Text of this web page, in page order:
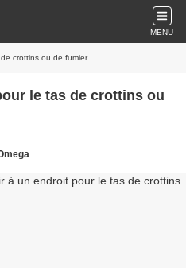
MENU
crottins ou de fumier
le tas de crottins ou